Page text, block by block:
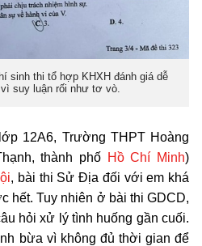
sinh thi tổ hợp KHXH đánh giá dễ
suy luận rối như tơ vò.
12A6, Trường THPT Hoàng
thành phố Hồ Chí Minh)
, bài thi Sử Địa đối với em khá
hết. Tuy nhiên ở bài thi GDCD,
hỏi xử lý tình huống gần cuối.
bừa vì không đủ thời gian để